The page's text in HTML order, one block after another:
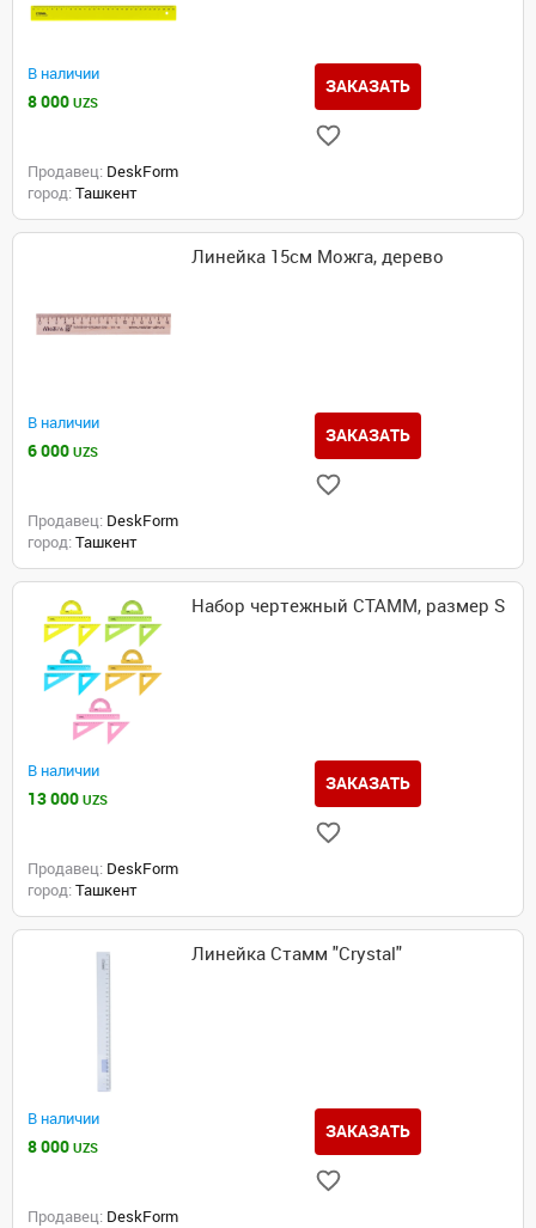
В наличии
8 000 UZS
ЗАКАЗАТЬ
Продавец: DeskForm
город: Ташкент
Линейка 15см Можга, дерево
В наличии
6 000 UZS
ЗАКАЗАТЬ
Продавец: DeskForm
город: Ташкент
Набор чертежный СТАММ, размер S
В наличии
13 000 UZS
ЗАКАЗАТЬ
Продавец: DeskForm
город: Ташкент
Линейка Стамм "Crystal"
В наличии
8 000 UZS
ЗАКАЗАТЬ
Продавец: DeskForm